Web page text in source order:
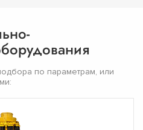
по параметрам, или